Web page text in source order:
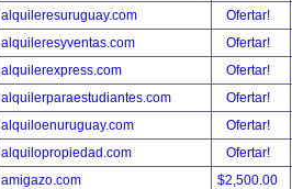
alquileresuruguay.com
Ofertar!
alquileresyventas.com
Ofertar!
alquilerexpress.com
Ofertar!
alquilerparaestudiantes.com
Ofertar!
alquiloenuruguay.com
Ofertar!
alquilopropiedad.com
Ofertar!
amigazo.com
$2,500.00